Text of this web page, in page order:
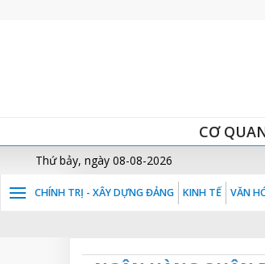
CƠ
Thứ bảy, ngày 08-08-2026
CHÍNH TRỊ - XÂY DỰNG ĐẢNG KINH TẾ VĂN